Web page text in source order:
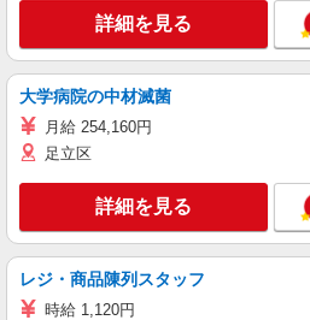
詳細を見る
大学病院の中材滅菌
月給 254,160円
足立区
詳細を見る
レジ・商品陳列スタッフ
時給 1,120円